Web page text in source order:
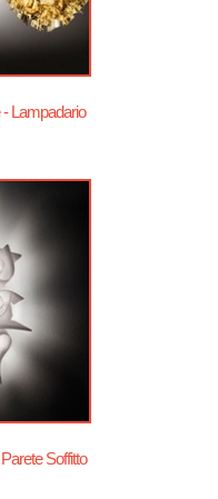
Lampadario
Soffitto